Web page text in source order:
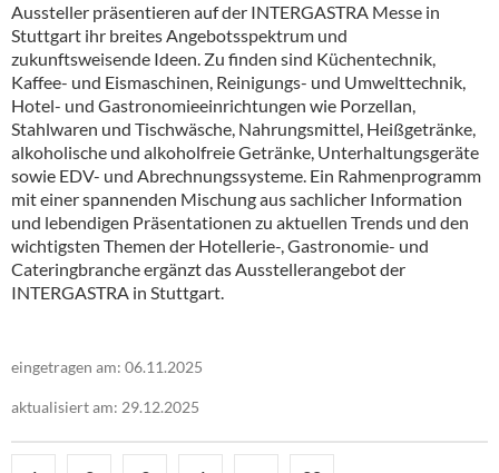
Verpackung
Hygieneartikel & Desinfektion
Aussteller präsentieren auf der INTERGASTRA Messe in
Stuttgart ihr breites Angebotsspektrum und
zukunftsweisende Ideen. Zu finden sind Küchentechnik,
Kaffee- und Eismaschinen, Reinigungs- und Umwelttechnik,
Hotel- und Gastronomieeinrichtungen wie Porzellan,
Stahlwaren und Tischwäsche, Nahrungsmittel, Heißgetränke,
alkoholische und alkoholfreie Getränke, Unterhaltungsgeräte
sowie EDV- und Abrechnungssysteme. Ein Rahmenprogramm
mit einer spannenden Mischung aus sachlicher Information
und lebendigen Präsentationen zu aktuellen Trends und den
wichtigsten Themen der Hotellerie-, Gastronomie- und
Cateringbranche ergänzt das Ausstellerangebot der
INTERGASTRA in Stuttgart.
eingetragen am: 06.11.2025
aktualisiert am: 29.12.2025